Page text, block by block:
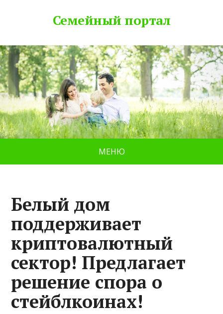
Семейный портал
МЕНЮ
Белый дом
поддерживает
криптовалютный
сектор! Предлагает
решение спора о
стейблкоинах!